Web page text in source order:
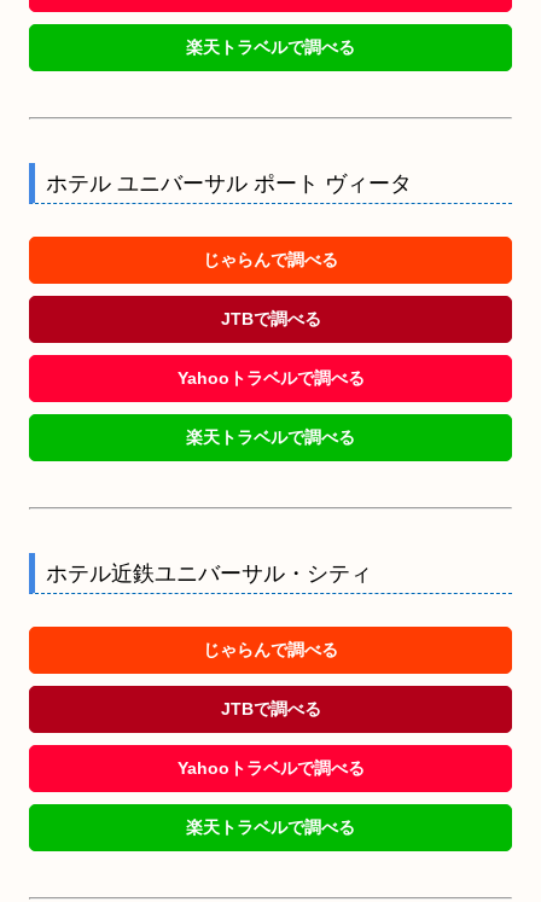
楽天トラベルで調べる
ホテル ユニバーサル ポート ヴィータ
じゃらんで調べる
JTBで調べる
Yahooトラベルで調べる
楽天トラベルで調べる
ホテル近鉄ユニバーサル・シティ
じゃらんで調べる
JTBで調べる
Yahooトラベルで調べる
楽天トラベルで調べる